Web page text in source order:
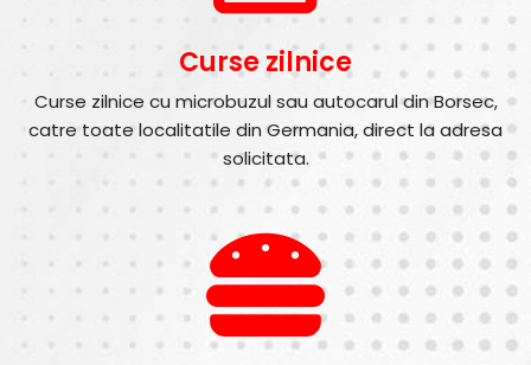
Curse zilnice
Curse zilnice cu microbuzul sau autocarul din Borsec,
catre toate localitatile din Germania, direct la adresa
solicitata.